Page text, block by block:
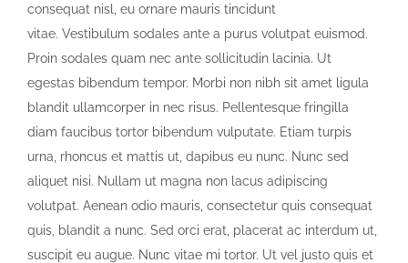
consequat nisl, eu ornare mauris tincidunt
vitae. Vestibulum sodales ante a purus volutpat euismod.
Proin sodales quam nec ante sollicitudin lacinia. Ut
egestas bibendum tempor. Morbi non nibh sit amet ligula
blandit ullamcorper in nec risus. Pellentesque fringilla
diam faucibus tortor bibendum vulputate. Etiam turpis
urna, rhoncus et mattis ut, dapibus eu nunc. Nunc sed
aliquet nisi. Nullam ut magna non lacus adipiscing
volutpat. Aenean odio mauris, consectetur quis consequat
quis, blandit a nunc. Sed orci erat, placerat ac interdum ut,
suscipit eu augue. Nunc vitae mi tortor. Ut vel justo quis et